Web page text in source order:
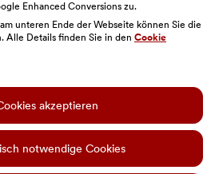
Einstellungen
© BAWAG
enthält KI-generierte Bilder.
Enhanced Conversions zu.
am unteren Ende der Webseite können Sie die
Alle Details finden Sie in den Cookie
akzeptieren
notwendige Cookies